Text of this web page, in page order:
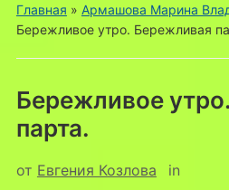
Главная » Армашова Марина
Бережливое утро. Бережливая
Бережливое
парта.
от Евгения Козлова in